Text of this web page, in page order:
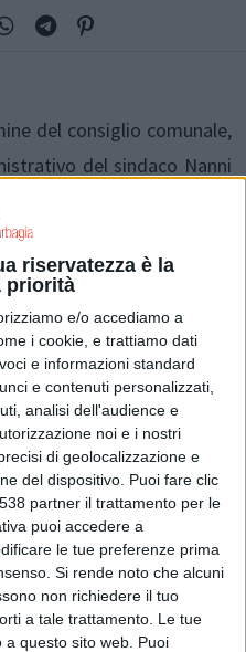
riservatezza è la
priorità
e/o accediamo a
i cookie, e trattiamo dati
e informazioni standard
e contenuti personalizzati,
analisi dell'audience e
noi e i nostri
di geolocalizzazione e
del dispositivo. Puoi fare clic
partner il trattamento per le
puoi accedere a
le tue preferenze prima
Si rende noto che alcuni
non richiedere il tuo
a tale trattamento. Le tue
questo sito web. Puoi
del consiglio comunale,
del sindaco Nanni
di fine mandato.
le attività, e l'impegno del
del Comune.
in formato pdf aquesto
consultarla.
fine mandatp